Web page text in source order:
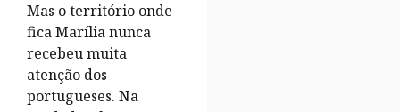
Mas o território onde
fica Marília nunca
recebeu muita
atenção dos
portugueses. Na